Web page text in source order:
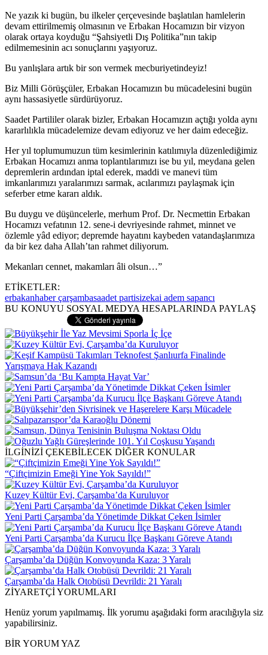
Ne yazık ki bugün, bu ilkeler çerçevesinde başlatılan hamlelerin
devam ettirilmemiş olmasının ve Erbakan Hocamızın bir vizyon
olarak ortaya koyduğu “Şahsiyetli Dış Politika”nın takip
edilmemesinin acı sonuçlarını yaşıyoruz.
Bu yanlışlara artık bir son vermek mecburiyetindeyiz!
Biz Milli Görüşçüler, Erbakan Hocamızın bu mücadelesini bugün
aynı hassasiyetle sürdürüyoruz.
Saadet Partililer olarak bizler, Erbakan Hocamızın açtığı yolda aynı
kararlılıkla mücadelemize devam ediyoruz ve her daim edeceğiz.
Her yıl toplumumuzun tüm kesimlerinin katılımıyla düzenlediğimiz
Erbakan Hocamızı anma toplantılarımızı ise bu yıl, meydana gelen
depremlerin ardından iptal ederek, maddi ve manevi tüm
imkanlarımızı yaralarımızı sarmak, acılarımızı paylaşmak için
seferber etme kararı aldık.
Bu duygu ve düşüncelerle, merhum Prof. Dr. Necmettin Erbakan
Hocamızı vefatının 12. sene-i devriyesinde rahmet, minnet ve
özlemle yâd ediyor; depremde hayatını kaybeden vatandaşlarımıza
da bir kez daha Allah’tan rahmet diliyorum.
Mekanları cennet, makamları âli olsun…”
ETİKETLER:
erbakanhaber çarşambasaadet partisizekai adem sapancı
BU KONUYU SOSYAL MEDYA HESAPLARINDA PAYLAŞ
İLGİNİZİ ÇEKEBİLECEK DİĞER KONULAR
“Çiftçimizin Emeği Yine Yok Sayıldı!”
Kuzey Kültür Evi, Çarşamba’da Kuruluyor
Yeni Parti Çarşamba’da Yönetimde Dikkat Çeken İsimler
Yeni Parti Çarşamba’da Kurucu İlçe Başkanı Göreve Atandı
Çarşamba’da Düğün Konvoyunda Kaza: 3 Yaralı
Çarşamba’da Halk Otobüsü Devrildi: 21 Yaralı
ZİYARETÇİ YORUMLARI
Henüz yorum yapılmamış. İlk yorumu aşağıdaki form aracılığıyla siz
yapabilirsiniz.
BİR YORUM YAZ